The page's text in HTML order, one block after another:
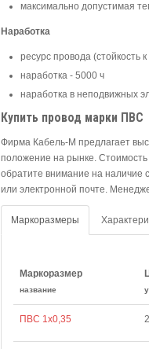
максимально допустимая
Наработка
ресурс провода (стойкость
наработка - 5000 ч
наработка в неподвижных
Купить провод марки ПВС
Фирма Кабель-М предлагает
положение на рынке.
обратите внимание на
или электронной почте.
Маркоразмеры
Маркоразмер
название
ПВС 1х0,35